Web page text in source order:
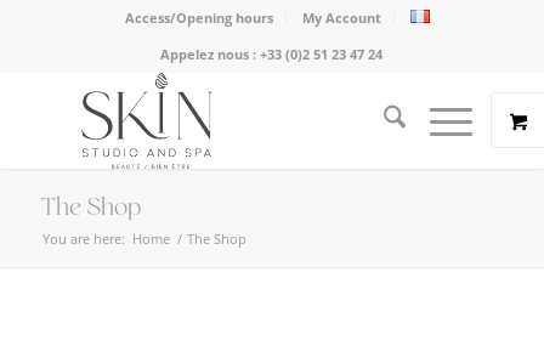
Access/Opening hours
My Account
Appelez nous :+33 (0)2 51 23 47 24
The Shop
You are here: Home / The Shop